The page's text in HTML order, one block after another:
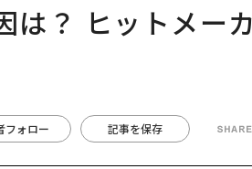
は？ ヒットメー
フォロー 記事を保存